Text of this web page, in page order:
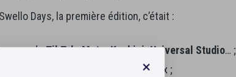
Days, la première édition, c’était :
deTikTok, Meta, Konbini, Universal Studio… ;
sur les réseaux sociaux ;